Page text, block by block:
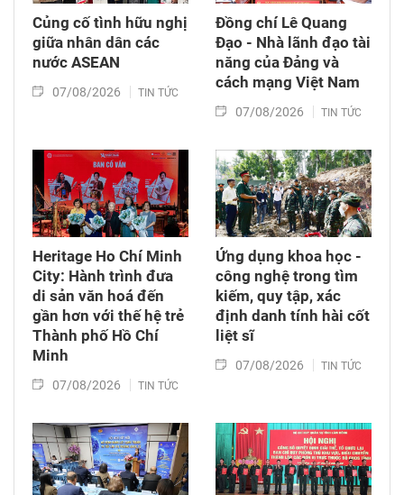
Củng cố tình hữu nghị
giữa nhân dân các
nước ASEAN
07/08/2026 TIN TỨC
Đồng chí Lê Quang
Đạo - Nhà lãnh đạo tài
năng của Đảng và
cách mạng Việt Nam​
07/08/2026 TIN TỨC
Heritage Ho Chí Minh
City: Hành trình đưa
di sản văn hoá đến
gần hơn với thế hệ trẻ
Thành phố Hồ Chí
Minh
07/08/2026 TIN TỨC
Ứng dụng khoa học -
công nghệ trong tìm
kiếm, quy tập, xác
định danh tính hài cốt
liệt sĩ
07/08/2026 TIN TỨC